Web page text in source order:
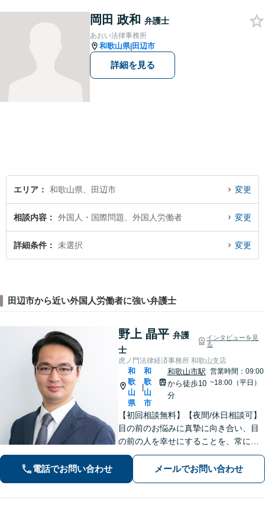
岡田 政和 弁護士
あおい法律事務所
和歌山県|田辺市
詳細を見る
エリア 和歌山県、田辺市 変更
相談内容 外国人・国際問題、外国人労働者 変更
詳細条件 未選択 変更
田辺市から近い外国人労働者に強い弁護士
野上 晶平 弁護
士
インタビューを見
る
虎ノ門法律経済事務所 和歌山支店
和
歌
山
県
和
歌
山
市
和歌山市駅
から徒歩10
分
営業時間：09:00
~18:00（平日）
【初回相談無料】【夜間/休日相談可】
目の前のお悩みに真摯に向き合い、目
の前の人を幸せにすることを、常にこ
ころがけています。法律と実務を熟知
した弁護士が、一刻も早い解決を目指
します。お困りの方は、お気軽にご相
電話でお問い合わせ メールでお問い合わせ